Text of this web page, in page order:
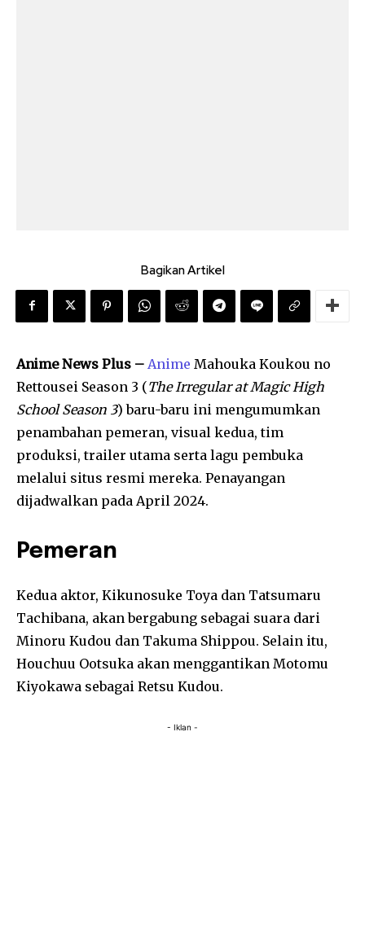
Bagikan Artikel
Anime News Plus – Anime Mahouka Koukou no
Rettousei Season 3 (The Irregular at Magic High
School Season 3) baru-baru ini mengumumkan
penambahan pemeran, visual kedua, tim
produksi, trailer utama serta lagu pembuka
melalui situs resmi mereka. Penayangan
dijadwalkan pada April 2024.
Pemeran
Kedua aktor, Kikunosuke Toya dan Tatsumaru
Tachibana, akan bergabung sebagai suara dari
Minoru Kudou dan Takuma Shippou. Selain itu,
Houchuu Ootsuka akan menggantikan Motomu
Kiyokawa sebagai Retsu Kudou.
- Iklan -